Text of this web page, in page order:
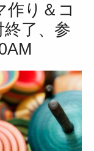
作り＆コ
了、参